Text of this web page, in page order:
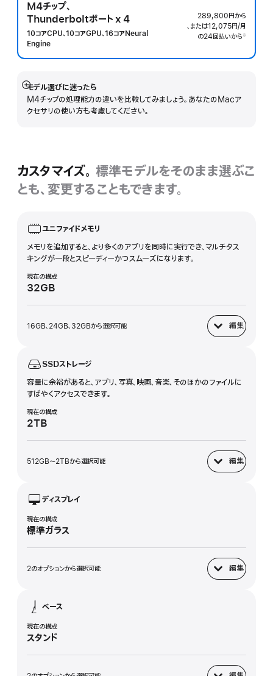
M4チップ、
Thunderboltポートx 4
10コアCPU、10コアGPU、16コアNeural
Engine
289,800円から
、または12,075円/月
の24回払いから ※
モデル選びに迷ったら
M4チップの処理能力の違いを比較してみましょう。あなたのMacア
クセサリの使い方も考慮してください。
詳
細
を
カスタマイズ。 標準モデルをそのまま選ぶこ
とも、変更することもできます。
ユニファイドメモリ
メモリを追加すると、より多くのアプリを同時に実行でき、マルチタス
キングが一段とスピーディーかつスムーズになります。
現在の構成
32GB
16GB、24GB、32GBから選択可能 編集
ユニファイドメモリ
SSDストレージ
容量に余裕があると、アプリ、写真、映画、音楽、そのほかのファイルに
すばやくアクセスできます。
現在の構成
2TB
512GB〜2TBから選択可能 編集
SSDストレージ
ディスプレイ
現在の構成
標準ガラス
2のオプションから選択可能 編集
ディスプレイ
ベース
現在の構成
スタンド